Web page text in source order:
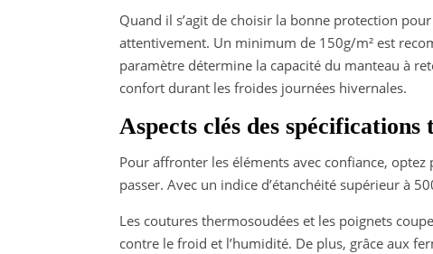
Quand il s’agit de choisir la bonne protection
attentivement. Un minimum de 150g/m² est
paramètre détermine la capacité du manteau à
confort durant les froides journées hivernales.
Aspects clés des spécifications
Pour affronter les éléments avec confiance,
passer. Avec un indice d’étanchéité supérieur à
Les coutures thermosoudées et les poignets
contre le froid et l’humidité. De plus, grâce aux